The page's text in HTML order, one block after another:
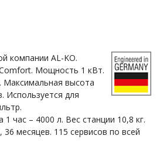
компании AL-KO.
Мощность 1 кВт.
высота
Используется для
час – 4000 л. Вес станции 10,8 кг.
месяцев. 115 сервисов по всей